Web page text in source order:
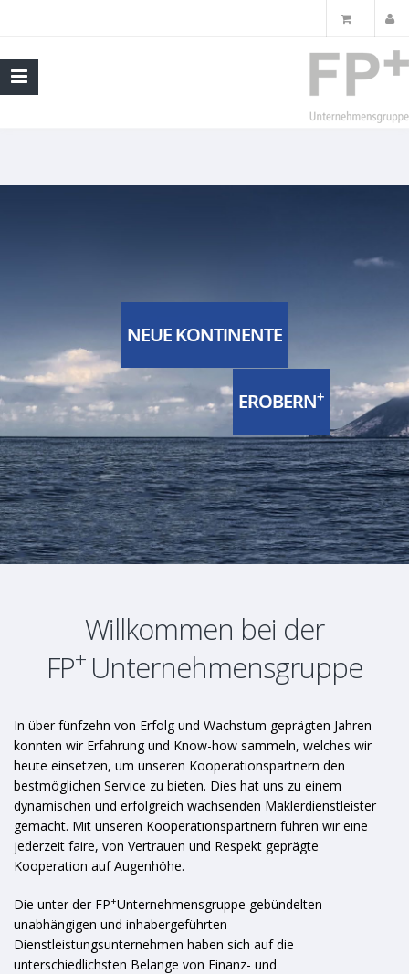
NEUE KONTINENTE
EROBERN+
Willkommen bei der
FP+ Unternehmensgruppe
In über fünfzehn von Erfolg und Wachstum geprägten Jahren
konnten wir Erfahrung und Know-how sammeln, welches wir
heute einsetzen, um unseren Kooperationspartnern den
bestmöglichen Service zu bieten. Dies hat uns zu einem
dynamischen und erfolgreich wachsenden Maklerdienstleister
gemacht. Mit unseren Kooperationspartnern führen wir eine
jederzeit faire, von Vertrauen und Respekt geprägte
Kooperation auf Augenhöhe.
Die unter der FP+Unternehmensgruppe gebündelten
unabhängigen und inhabergeführten
Dienstleistungsunternehmen haben sich auf die
unterschiedlichsten Belange von Finanz- und